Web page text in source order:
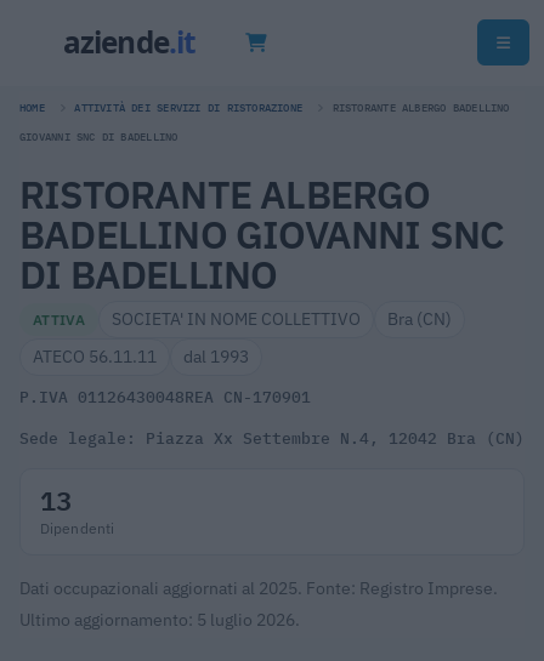
HOME ATTIVITÀ DEI SERVIZI DI RISTORAZIONE RISTORANTE ALBERGO BADELLINO
GIOVANNI SNC DI BADELLINO
RISTORANTE ALBERGO
BADELLINO GIOVANNI SNC
DI BADELLINO
ATTIVA SOCIETA' IN NOME COLLETTIVO
Bra (CN)
ATECO 56.11.11
dal 1993
P.IVA 01126430048REA CN-170901
Sede legale: Piazza Xx Settembre N.4, 12042 Bra (CN)
13
Dipendenti
Dati occupazionali aggiornati al 2025. Fonte: Registro Imprese.
Ultimo aggiornamento: 5 luglio 2026.